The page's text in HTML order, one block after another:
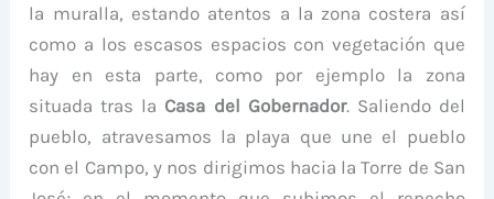
la muralla, estando atentos a la zona costera así
como a los escasos espacios con vegetación que
hay en esta parte, como por ejemplo la zona
situada tras la Casa del Gobernador. Saliendo del
pueblo, atravesamos la playa que une el pueblo
con el Campo, y nos dirigimos hacia la Torre de San